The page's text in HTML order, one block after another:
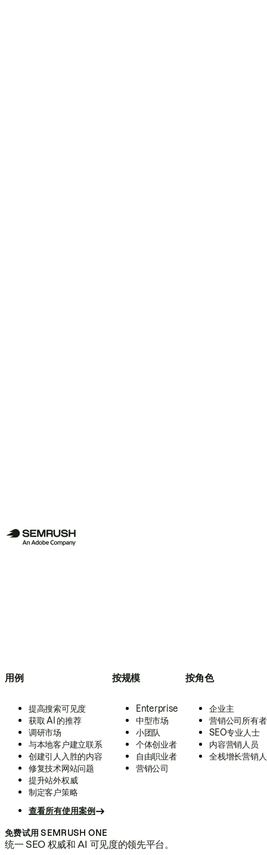
用例
提高搜索可见度
获取 AI 的推荐
调研市场
与本地客户建立联系
创建引人入胜的内容
修复技术网站问题
提升站外权威
制定客户策略
查看所有使用案例
按规模
Enterprise
中型市场
小团队
个体创业者
自由职业者
营销公司
按角色
企业主
营销公司所有者
SEO专业人士
内容营销人员
全栈增长营销
免费试用 SEMRUSH ONE
统一 SEO 权威和 AI 可见度的领先平台。